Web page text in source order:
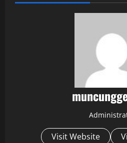
Visit Website